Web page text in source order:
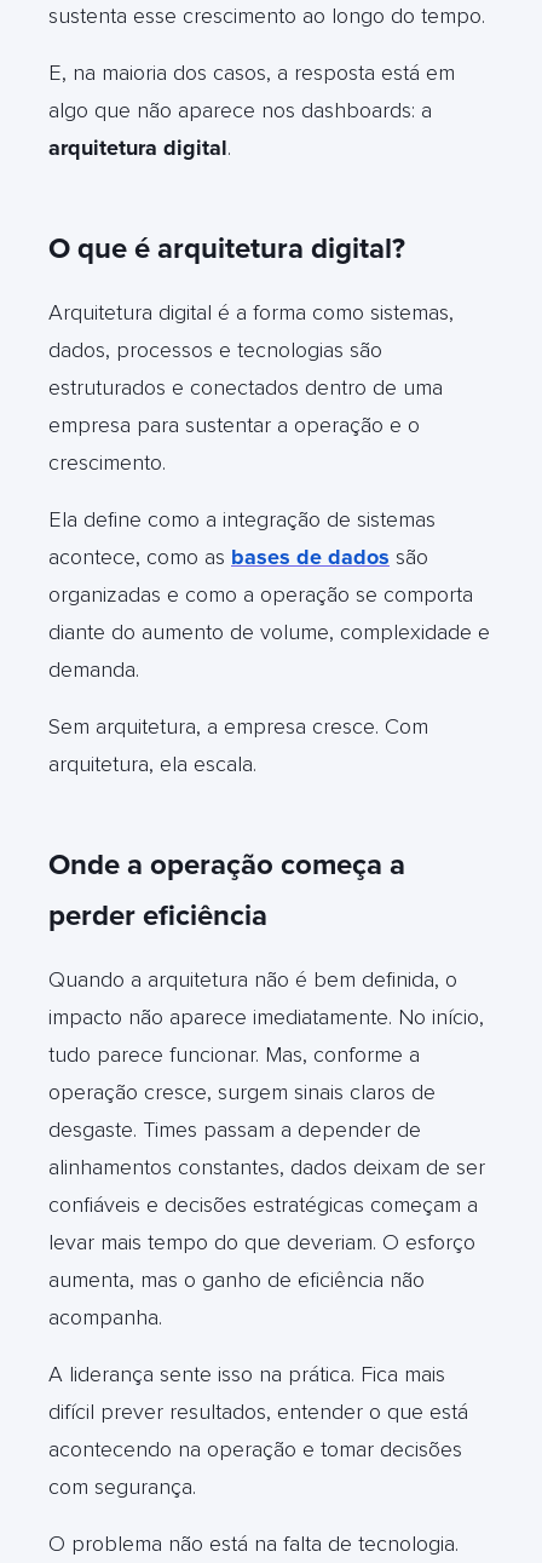
sustenta esse crescimento ao longo do tempo.
E, na maioria dos casos, a resposta está em
algo que não aparece nos dashboards: a
arquitetura digital.
O que é arquitetura digital?
Arquitetura digital é a forma como sistemas,
dados, processos e tecnologias são
estruturados e conectados dentro de uma
empresa para sustentar a operação e o
crescimento.
Ela define como a integração de sistemas
acontece, como as bases de dados são
organizadas e como a operação se comporta
diante do aumento de volume, complexidade e
demanda.
Sem arquitetura, a empresa cresce. Com
arquitetura, ela escala.
Onde a operação começa a
perder eficiência
Quando a arquitetura não é bem definida, o
impacto não aparece imediatamente. No início,
tudo parece funcionar. Mas, conforme a
operação cresce, surgem sinais claros de
desgaste. Times passam a depender de
alinhamentos constantes, dados deixam de ser
confiáveis e decisões estratégicas começam a
levar mais tempo do que deveriam. O esforço
aumenta, mas o ganho de eficiência não
acompanha.
A liderança sente isso na prática. Fica mais
difícil prever resultados, entender o que está
acontecendo na operação e tomar decisões
com segurança.
O problema não está na falta de tecnologia.